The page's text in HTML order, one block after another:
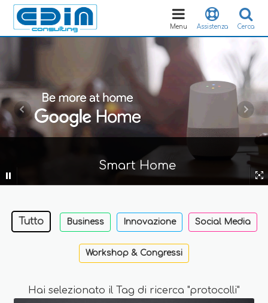
Cerca
Assistenza
Toggle
navigation
Menu
Smart Home
Tutto Business Innovazione Social Media
Workshop & Congressi
Hai selezionato il Tag di ricerca "protocolli"